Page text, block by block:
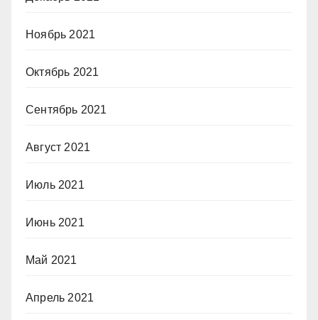
Ноябрь 2021
Октябрь 2021
Сентябрь 2021
Август 2021
Июль 2021
Июнь 2021
Май 2021
Апрель 2021